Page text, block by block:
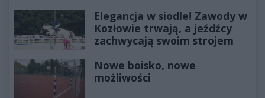
Elegancja w siodle! Zawody w
Kozłowie trwają, a jeźdźcy
zachwycają swoim strojem
Nowe boisko, nowe
możliwości